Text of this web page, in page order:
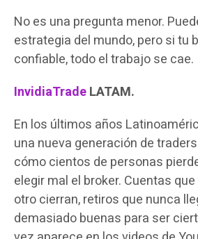
No es una pregunta menor.
estrategia del mundo, pero si tu
confiable, todo el trabajo se cae.
InvidiaTradeLATAM.
En los últimos años
una nueva generación de
cómo cientos de personas
elegir mal el broker. Cuentas
otro cierran, retiros que nunca
demasiado buenas para ser